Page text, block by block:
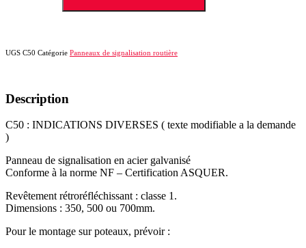
INDICATIONS
UGS C50 Catégorie Panneaux de signalisation routière
Description
C50 : INDICATIONS DIVERSES ( texte modifiable a la demande
)
Panneau de signalisation en acier galvanisé
Conforme à la norme NF – Certification ASQUER.
Revêtement rétroréfléchissant : classe 1.
Dimensions : 350, 500 ou 700mm.
Pour le montage sur poteaux, prévoir :